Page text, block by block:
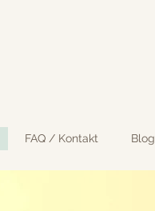
FAQ / Kontakt Blog